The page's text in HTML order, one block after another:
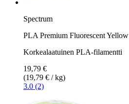
Spectrum
PLA Premium Fluorescent Yellow
Korkealaatuinen PLA-filamentti
19,79 €
(19,79 € / kg)
3.0 (2)